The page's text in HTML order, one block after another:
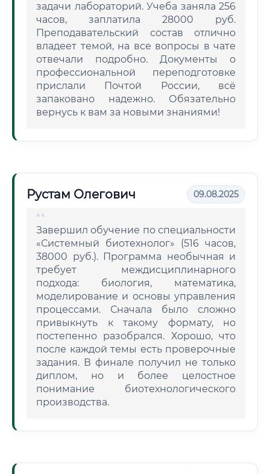
задачи лабораторий. Учеба заняла 256
часов, заплатила 28000 руб.
Преподавательский состав отлично
владеет темой, на все вопросы в чате
отвечали подробно. Документы о
профессиональной переподготовке
прислали Почтой России, всё
запаковано надежно. Обязательно
вернусь к вам за новыми знаниями!
Рустам Олегович 09.08.2025
Завершил обучение по специальности
«Системный биотехнолог» (516 часов,
38000 руб.). Программа необычная и
требует междисциплинарного
подхода: биология, математика,
моделирование и основы управления
процессами. Сначала было сложно
привыкнуть к такому формату, но
постепенно разобрался. Хорошо, что
после каждой темы есть проверочные
задания. В финале получил не только
диплом, но и более целостное
понимание биотехнологического
производства.